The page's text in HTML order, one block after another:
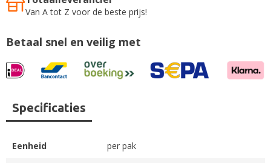
Van A tot Z voor de beste prijs!
Betaal snel en veilig met
Specificaties
Eenheid per pak